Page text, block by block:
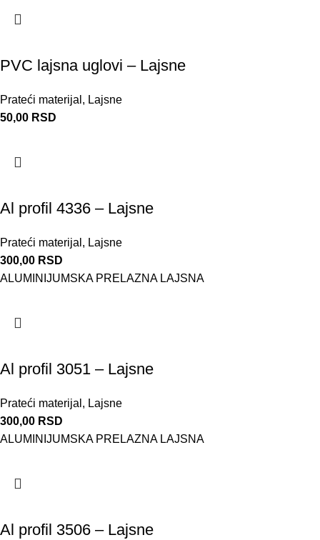
PVC lajsna uglovi – Lajsne
Prateći materijal , Lajsne
50,00 RSD
Al profil 4336 – Lajsne
Prateći materijal , Lajsne
300,00 RSD
ALUMINIJUMSKA PRELAZNA LAJSNA
Al profil 3051 – Lajsne
Prateći materijal , Lajsne
300,00 RSD
ALUMINIJUMSKA PRELAZNA LAJSNA
Al profil 3506 – Lajsne